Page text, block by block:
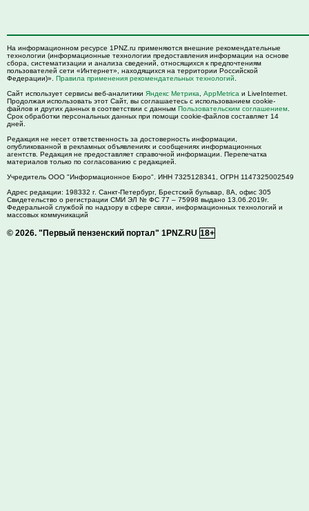
На информационном ресурсе 1PNZ.ru применяются внешние рекомендательные
технологии (информационные технологии предоставления информации на основе
сбора, систематизации и анализа сведений, относящихся к предпочтениям
пользователей сети «Интернет», находящихся на территории Российской
Федерации)». Правила применения рекомендательных технологий
Сайт использует сервисы веб-аналитики Яндекс Метрика AppMetrica и LiveInternet.
Продолжая использовать этот Сайт, вы соглашаетесь с использованием cookie-
файлов и других данных в соответствии с данным Пользовательским соглашением
Срок обработки персональных данных при помощи cookie-файлов составляет 14
дней.
Редакция не несет ответственность за достоверность информации,
опубликованной в рекламных объявлениях и сообщениях информационных
агентств. Редакция не предоставляет справочной информации. Перепечатка
материалов только по согласованию с редакцией.
Учредитель ООО "Информационное Бюро". ИНН 7325128341, ОГРН 1147325002549
Адрес редакции: 198332 г. Санкт-Петербург, Брестский бульвар, 8А, офис 305
Свидетельство о регистрации СМИ ЭЛ № ФС 77 – 75998 выдано 13.06.2019г.
Федеральной службой по надзору в сфере связи, информационных технологий и
массовых коммуникаций
© 2026. "Первый пензенский портал" 1PNZ.RU 18+